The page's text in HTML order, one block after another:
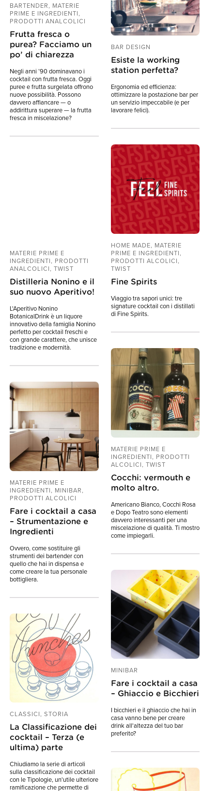
BARTENDER, MATERIE
PRIME E INGREDIENTI,
PRODOTTI ANALCOLICI
Frutta fresca o
purea? Facciamo un
po’ di chiarezza
Negli anni ’90 dominavano i
cocktail con frutta fresca. Oggi
puree e frutta surgelata offrono
nuove possibilità. Possono
davvero affiancare — o
addirittura superare — la frutta
fresca in miscelazione?
BAR DESIGN
Esiste la working
station perfetta?
Ergonomia ed efficienza:
ottimizzare la postazione bar per
un servizio impeccabile (e per
lavorare felici).
HOME MADE, MATERIE
PRIME E INGREDIENTI,
PRODOTTI ALCOLICI,
TWIST
Fine Spirits
Viaggio tra sapori unici: tre
signature cocktail con i distillati
di Fine Spirits.
MATERIE PRIME E
INGREDIENTI, PRODOTTI
ANALCOLICI, TWIST
Distilleria Nonino e il
suo nuovo Aperitivo!
L'Aperitivo Nonino
BotanicalDrink è un liquore
innovativo della famiglia Nonino
perfetto per cocktail freschi e
con grande carattere, che unisce
tradizione e modernità.
MATERIE PRIME E
INGREDIENTI, PRODOTTI
ALCOLICI, TWIST
Cocchi: vermouth e
molto altro.
Americano Bianco, Cocchi Rosa
e Dopo Teatro sono elementi
davvero interessanti per una
miscelazione di qualità. Ti mostro
come impiegarli.
MATERIE PRIME E
INGREDIENTI, MINIBAR,
PRODOTTI ALCOLICI
Fare i cocktail a casa
– Strumentazione e
Ingredienti
Ovvero, come sostituire gli
strumenti dei bartender con
quello che hai in dispensa e
come creare la tua personale
bottigliera.
MINIBAR
Fare i cocktail a casa
– Ghiaccio e Bicchieri
I bicchieri e il ghiaccio che hai in
casa vanno bene per creare
drink all'altezza del tuo bar
preferito?
CLASSICI, STORIA
La Classificazione dei
cocktail – Terza (e
ultima) parte
Chiudiamo la serie di articoli
sulla classificazione dei cocktail
con le Tipologie, un'utile ulteriore
ramificazione che permette di